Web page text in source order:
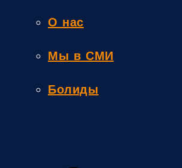
О нас
Мы в СМИ
Болиды